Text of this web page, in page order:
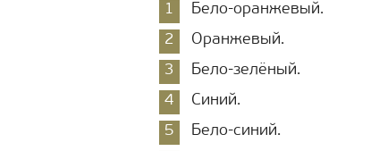
Бело-оранжевый.
Оранжевый.
Бело-зелёный.
Синий.
Бело-синий.